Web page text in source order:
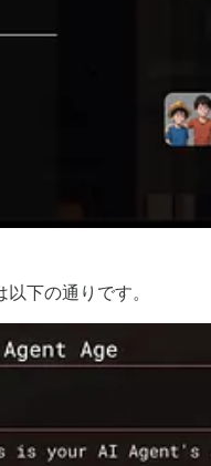
下の通りです。